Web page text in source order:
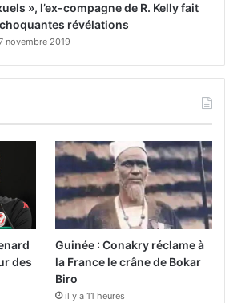
», l’ex-compagne de R. Kelly fait
révélations
novembre 2019
des
Guinée : Conakry réclame à
la France le crâne de Bokar
Biro
il y a 11 heures